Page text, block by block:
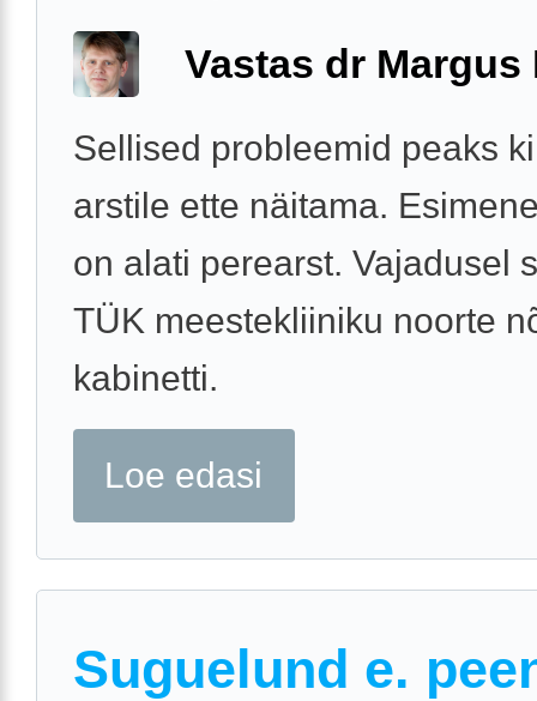
Vastas dr Margus
Sellised probleemid peaks
arstile ette näitama.
on alati perearst. Vajadusel
TÜK meestekliiniku noorte
kabinetti.
Loe edasi
Suguelund e.